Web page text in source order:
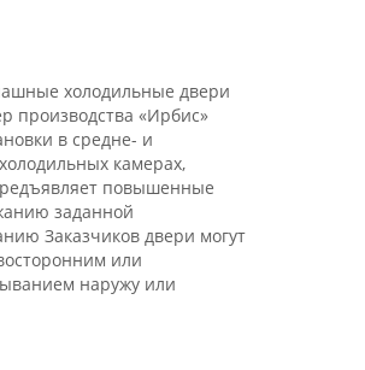
холодильные двери
производства «Ирбис»
в средне- и
камерах,
повышенные
заданной
Заказчиков двери могут
или
наружу или